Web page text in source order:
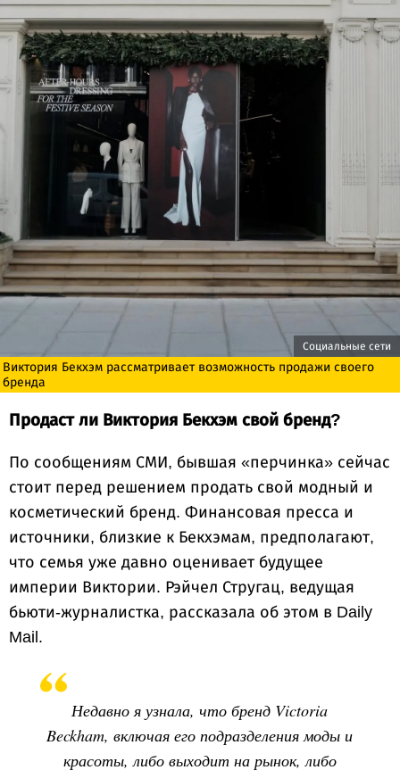
Социальные сети
Виктория Бекхэм рассматривает возможность продажи своего
бренда
Продаст ли Виктория Бекхэм свой бренд?
По сообщениям СМИ, бывшая «перчинка» сейчас
стоит перед решением продать свой модный и
косметический бренд. Финансовая пресса и
источники, близкие к Бекхэмам, предполагают,
что семья уже давно оценивает будущее
империи Виктории. Рэйчел Стругац, ведущая
бьюти-журналистка, рассказала об этом в Daily
Mail.
Недавно я узнала, что бренд Victoria
Beckham, включая его подразделения моды и
красоты, либо выходит на рынок, либо